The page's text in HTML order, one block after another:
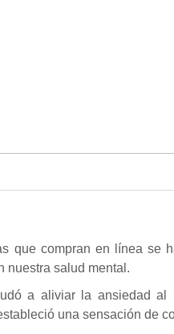
que compran en línea se
nuestra salud mental.
a aliviar la ansiedad al
una sensación de